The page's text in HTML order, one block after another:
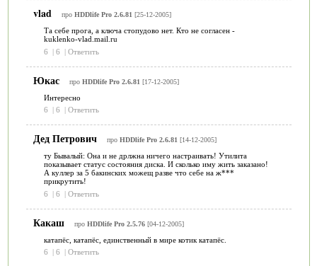
vlad про HDDlife Pro 2.6.81 [25-12-2005]
Та себе прога, а ключа стопудово нет. Кто не согласен -
kuklenko-vlad.mail.ru
6
| 6 | Ответить
Юкас про HDDlife Pro 2.6.81 [17-12-2005]
Интересно
6
| 6 | Ответить
Дед Петрович про HDDlife Pro 2.6.81 [14-12-2005]
ту Бывалый: Она и не дрлжна ничего настраивать! Утилита
показывает статус состояния диска. И сколько иму жить заказано!
А куллер за 5 бакинских можещ разве что себе на ж***
прикрутить!
6
| 6 | Ответить
Какаш про HDDlife Pro 2.5.76[04-12-2005]
катапёс, катапёс, единственный в мире котик катапёс.
6
| 6 | Ответить